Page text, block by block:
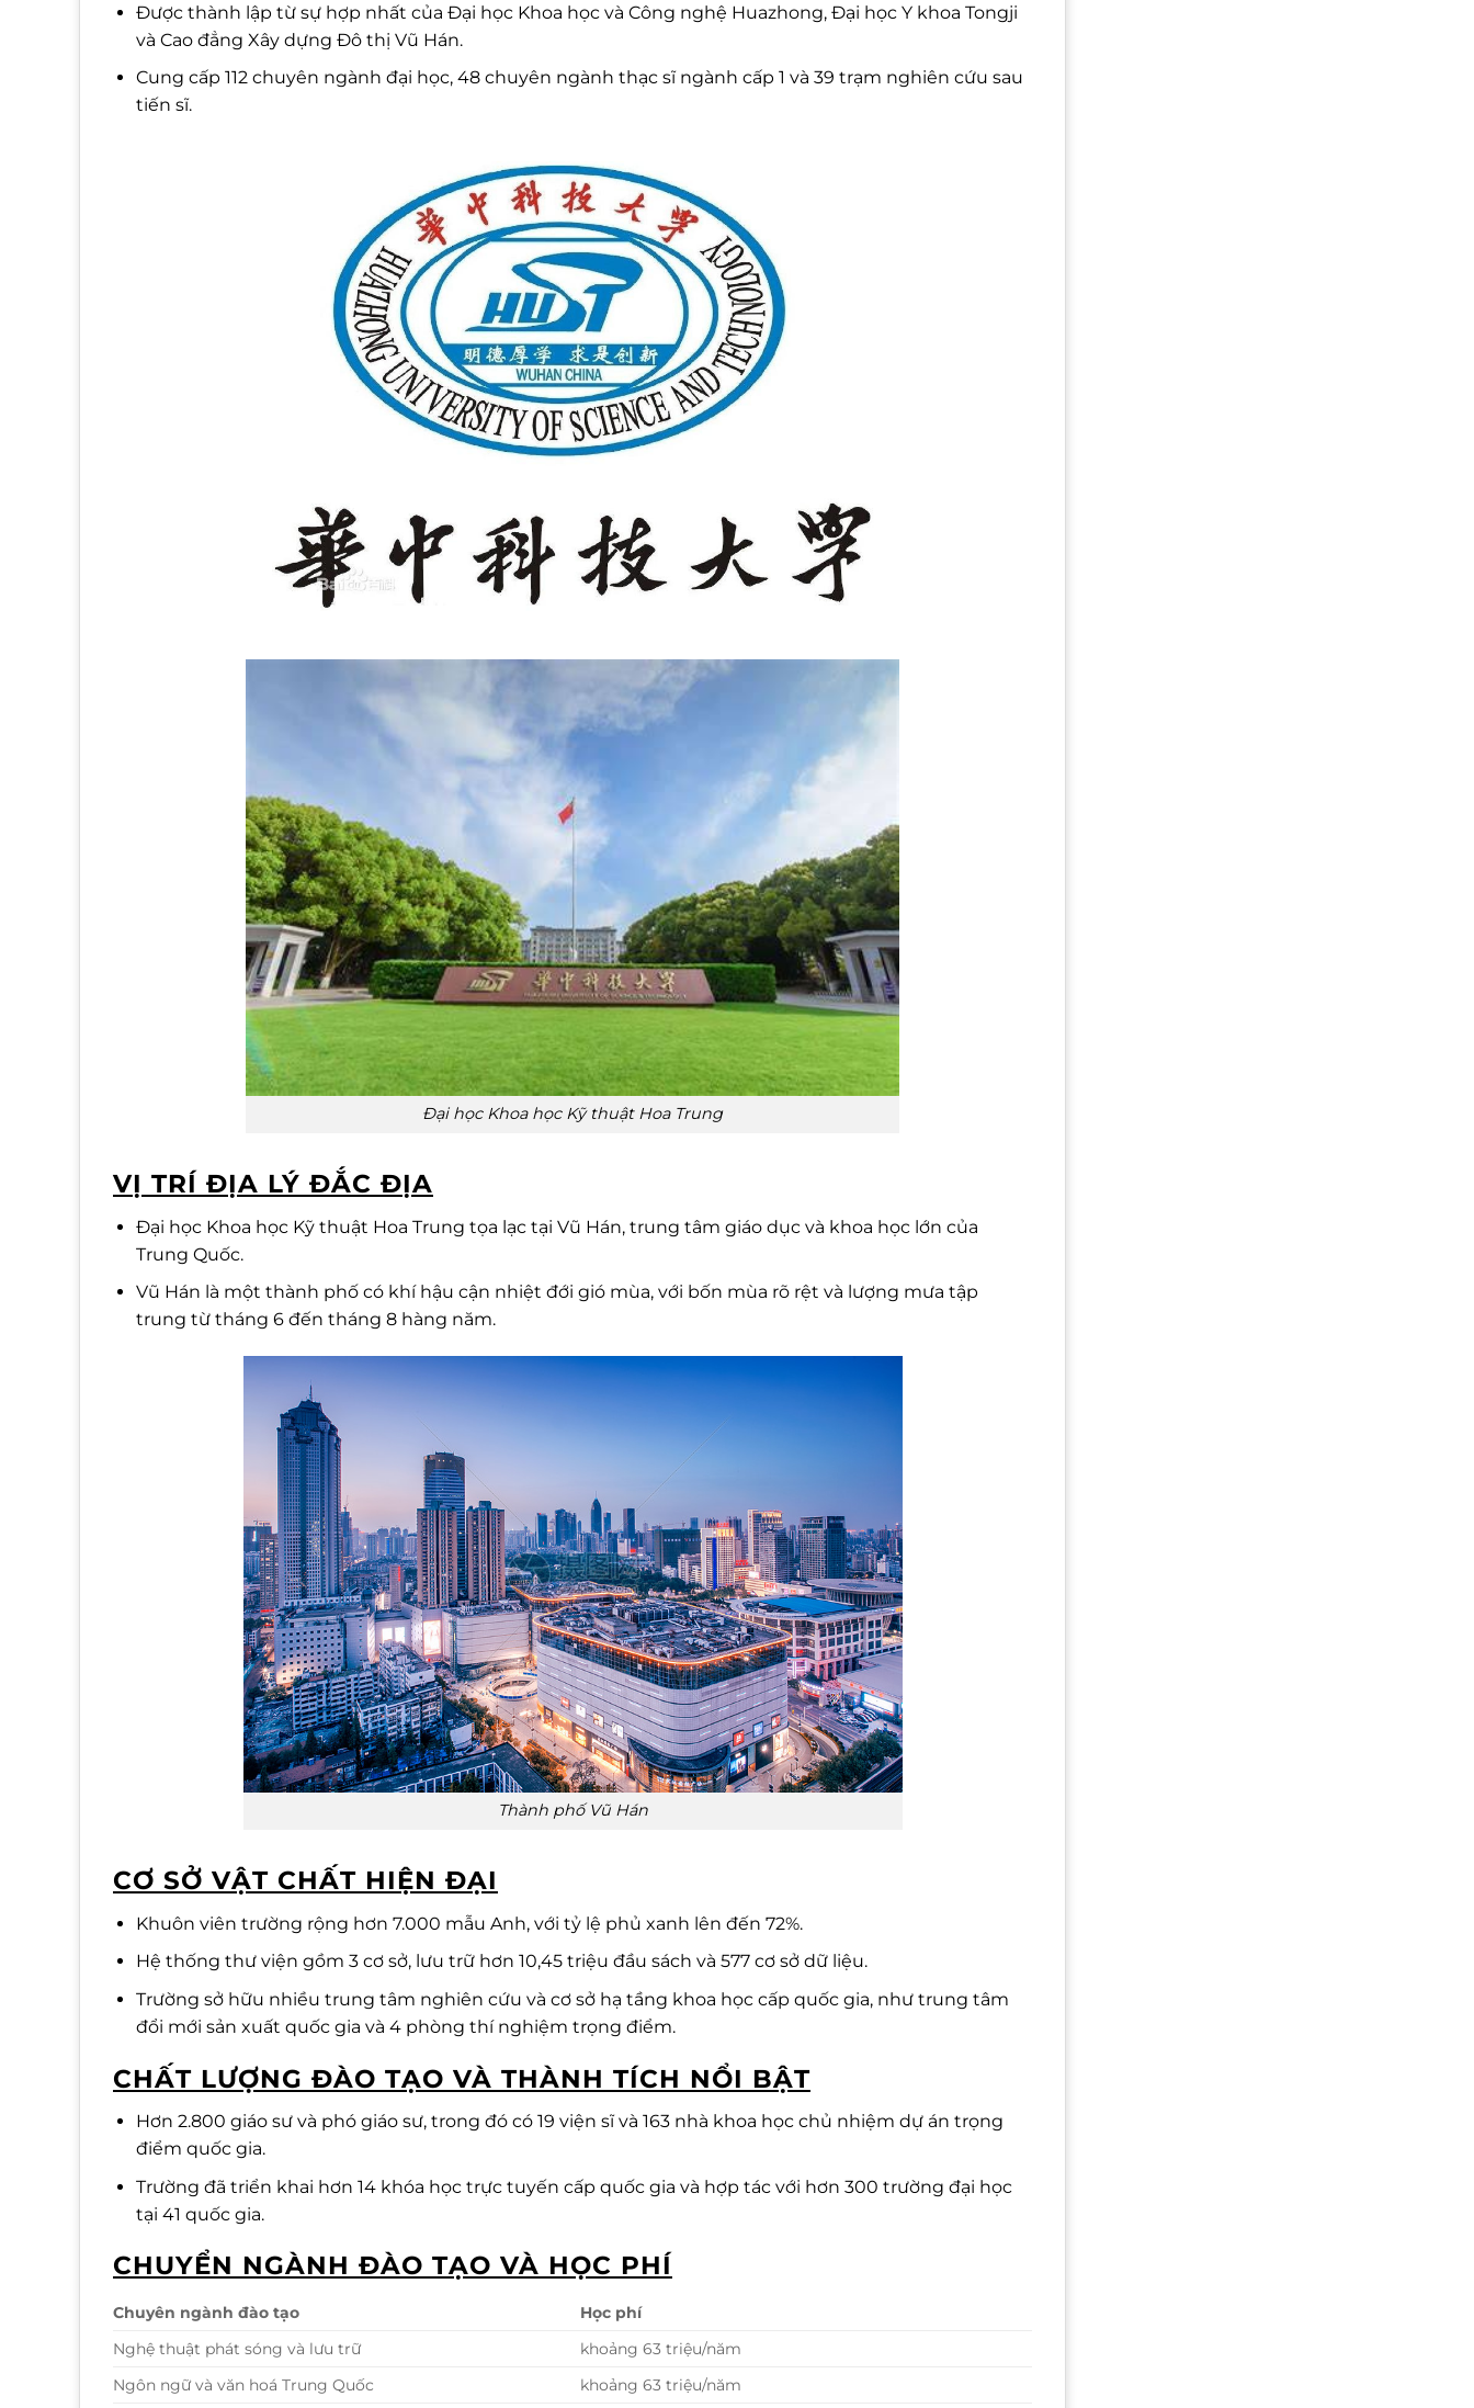
Được thành lập từ sự hợp nhất của Đại học Khoa học và Công nghệ Huazhong, Đại học Y khoa Tongji
và Cao đẳng Xây dựng Đô thị Vũ Hán.
Cung cấp 112 chuyên ngành đại học, 48 chuyên ngành thạc sĩ ngành cấp 1 và 39 trạm nghiên cứu sau
tiến sĩ.
Đại học Khoa học Kỹ thuật Hoa Trung
VỊ TRÍ ĐỊA LÝ ĐẮC ĐỊA
Đại học Khoa học Kỹ thuật Hoa Trung tọa lạc tại Vũ Hán, trung tâm giáo dục và khoa học lớn của
Trung Quốc.
Vũ Hán là một thành phố có khí hậu cận nhiệt đới gió mùa, với bốn mùa rõ rệt và lượng mưa tập
trung từ tháng 6 đến tháng 8 hàng năm.
Thành phố Vũ Hán
CƠ SỞ VẬT CHẤT HIỆN ĐẠI
Khuôn viên trường rộng hơn 7.000 mẫu Anh, với tỷ lệ phủ xanh lên đến 72%.
Hệ thống thư viện gồm 3 cơ sở, lưu trữ hơn 10,45 triệu đầu sách và 577 cơ sở dữ liệu.
Trường sở hữu nhiều trung tâm nghiên cứu và cơ sở hạ tầng khoa học cấp quốc gia, như trung tâm
đổi mới sản xuất quốc gia và 4 phòng thí nghiệm trọng điểm.
CHẤT LƯỢNG ĐÀO TẠO VÀ THÀNH TÍCH NỔI BẬT
Hơn 2.800 giáo sư và phó giáo sư, trong đó có 19 viện sĩ và 163 nhà khoa học chủ nhiệm dự án trọng
điểm quốc gia.
Trường đã triển khai hơn 14 khóa học trực tuyến cấp quốc gia và hợp tác với hơn 300 trường đại học
tại 41 quốc gia.
CHUYỂN NGÀNH ĐÀO TẠO VÀ HỌC PHÍ
Chuyên ngành đào tạo
Học phí
Nghệ thuật phát sóng và lưu trữ
khoảng 63 triệu/năm
Ngôn ngữ và văn hoá Trung Quốc
khoảng 63 triệu/năm